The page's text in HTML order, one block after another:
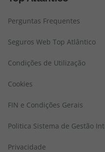
Perguntas Frequentes
Seguros Web Top Atlântico
Condições de Utilização
Cookies
FIN e Condições Gerais
Politica Sistema de Gestão
Privacidade